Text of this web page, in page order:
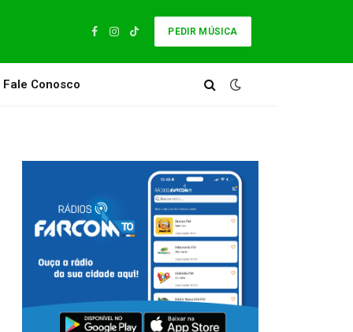
Facebook
Instagram
TikTok
PEDIR MÚSICA
Fale Conosco